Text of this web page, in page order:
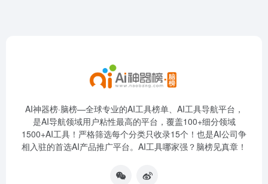
AI神器榜·脑榜—全球专业的AI工具榜单、AI工具导航平台，
是AI导航领域用户粘性最高的平台，覆盖100+细分领域
1500+AI工具！严格筛选每个分类只收录15个！也是AI公司争
相入驻的首选AI产品推广平台。AI工具哪家强？脑榜见真章！